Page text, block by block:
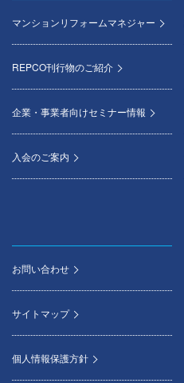
マンションリフォームマネジャー
REPCO刊行物のご紹介
企業・事業者向けセミナー情報
入会のご案内
お問い合わせ
サイトマップ
個人情報保護方針